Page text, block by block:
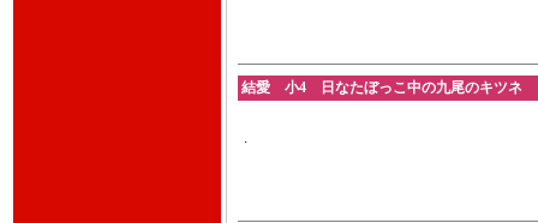
結愛 小4 日なたぼっこ中の九尾のキツネ
.